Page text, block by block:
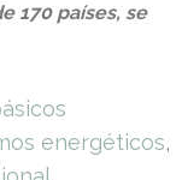
170 países, se
energéticos,